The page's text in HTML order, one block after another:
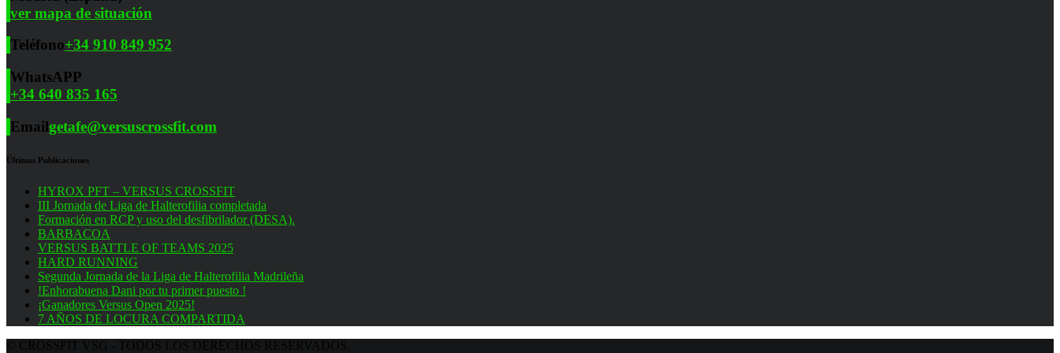
ver mapa de situación
Teléfono+34 910 849 952
WhatsAPP
+34 640 835 165
Emailgetafe@versuscrossfit.com
Últimas Publicaciones
HYROX PFT – VERSUS CROSSFIT
III Jornada de Liga de Halterofilia completada
Formación en RCP y uso del desfibrilador (DESA).
BARBACOA
VERSUS BATTLE OF TEAMS 2025
HARD RUNNING
Segunda Jornada de la Liga de Halterofilia Madrileña
!Enhorabuena Dani por tu primer puesto !
¡Ganadores Versus Open 2025!
7 AÑOS DE LOCURA COMPARTIDA